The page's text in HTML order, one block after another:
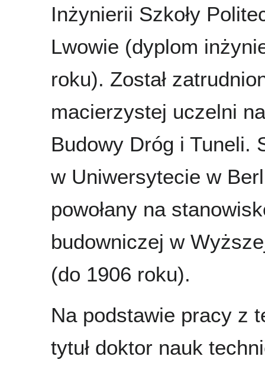
Inżynierii Szkoły
Lwowie (dyplom
roku). Został
macierzystej uczelni
Budowy Dróg i Tuneli.
w Uniwersytecie w
powołany na
budowniczej w
(do 1906 roku).
Na podstawie pracy z
tytuł doktor nauk